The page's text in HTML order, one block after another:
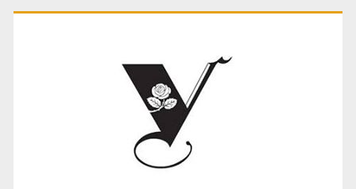
Primary